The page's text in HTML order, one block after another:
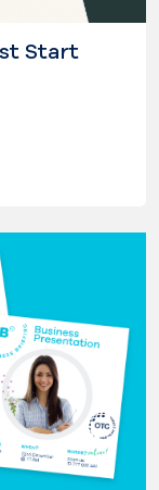
Start